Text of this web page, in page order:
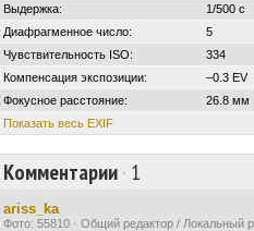
Выдержка:
1/500 с
Диафрагменное число:
5
Чувствительность ISO:
334
Компенсация экспозиции:
–0.3 EV
Фокусное расстояние:
26.8 мм
Показать весь EXIF
Комментарии· 1
ariss_ka
Фото: 55810 · Общий редактор / Локальный